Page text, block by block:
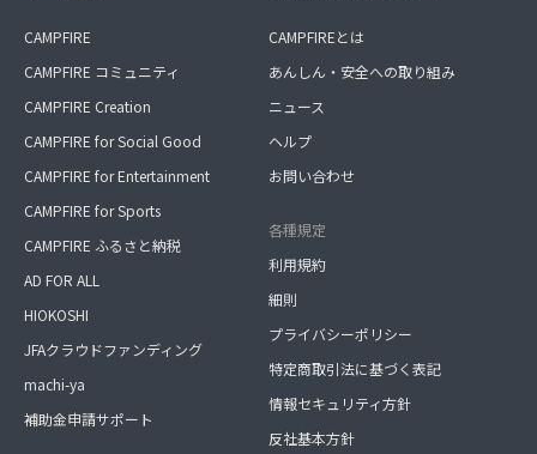
CAMPFIRE
CAMPFIRE コミュニティ
CAMPFIRE Creation
CAMPFIRE for Social Good
CAMPFIRE for Entertainment
CAMPFIRE for Sports
CAMPFIRE ふるさと納税
AD FOR ALL
HIOKOSHI
JFAクラウドファンディング
machi-ya
補助金申請サポート
CAMPFIREとは
あんしん・安全への取り組み
ニュース
ヘルプ
お問い合わせ
各種規定
利用規約
細則
プライバシーポリシー
特定商取引法に基づく表記
情報セキュリティ方針
反社基本方針